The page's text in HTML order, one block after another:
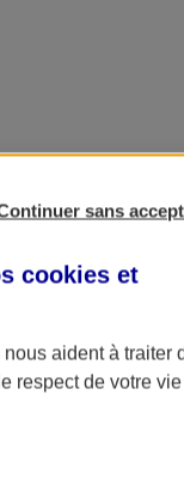
sans
cookies et
nous aident à traiter
respect de votre vie